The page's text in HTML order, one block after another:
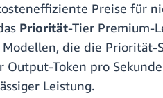
Preise für
Priorität-Tier Premium-
die die
Token pro
Leistung.